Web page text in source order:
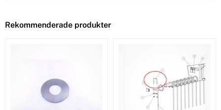
Rekommenderade produkter